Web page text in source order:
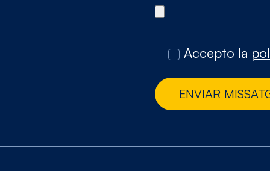
Accepto la
ENVIAR